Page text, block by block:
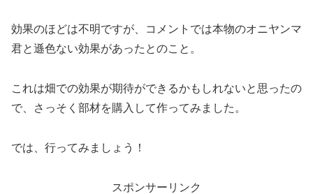
効果のほどは不明ですが、コメントでは本物のオニヤンマ
君と遜色ない効果があったとのこと。
これは畑での効果が期待ができるかもしれないと思ったの
で、さっそく部材を購入して作ってみました。
では、行ってみましょう！
スポンサーリンク